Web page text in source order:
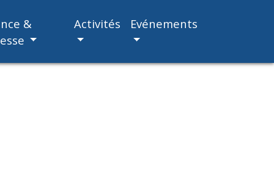
&
Activités Evénements